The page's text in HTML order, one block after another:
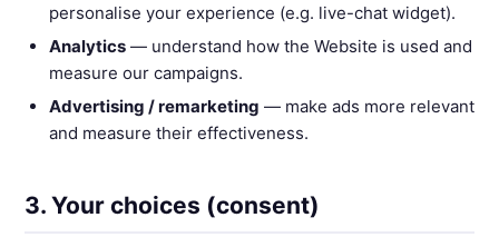
personalise your experience (e.g. live-chat widget).
Analytics — understand how the Website is used and
measure our campaigns.
Advertising / remarketing — make ads more relevant
and measure their effectiveness.
3. Your choices (consent)